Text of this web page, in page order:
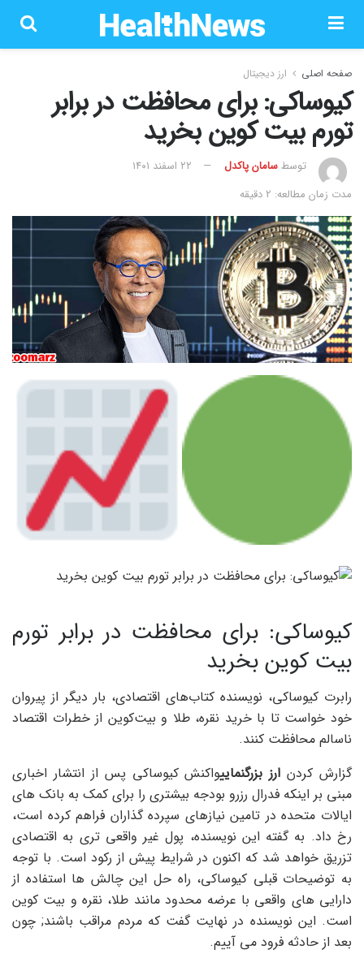
صفحه اصلی ارز دیجیتال
کیوساکی: برای محافظت در برابر
تورم بیت کوین بخرید
توسطسامان پاکدل
۲۲ اسفند ۱۴۰۱
مدت زمان مطالعه: 2 دقیقه
کیوساکی: برای محافظت در برابر تورم
بیت کوین بخرید
رابرت کیوساکی، نویسنده کتاب‌های اقتصادی، بار دیگر از پیروان
خود خواست تا با خرید نقره، طلا و بیت‌کوین از خطرات اقتصاد
ناسالم محافظت کنند.
گزارش کردن ارز بزرگنماییواکنش کیوساکی پس از انتشار اخباری
مبنی بر اینکه فدرال رزرو بودجه بیشتری را برای کمک به بانک های
ایالات متحده در تامین نیازهای سپرده گذاران فراهم کرده است،
رخ داد. به گفته این نویسنده، پول غیر واقعی تری به اقتصادی
تزریق خواهد شد که اکنون در شرایط پیش از رکود است. با توجه
به توضیحات قبلی کیوساکی، راه حل این چالش ها استفاده از
دارایی های واقعی با عرضه محدود مانند طلا، نقره و بیت کوین
است. این نویسنده در نهایت گفت که مردم مراقب باشند; چون
بعد از حادثه فرود می آییم.